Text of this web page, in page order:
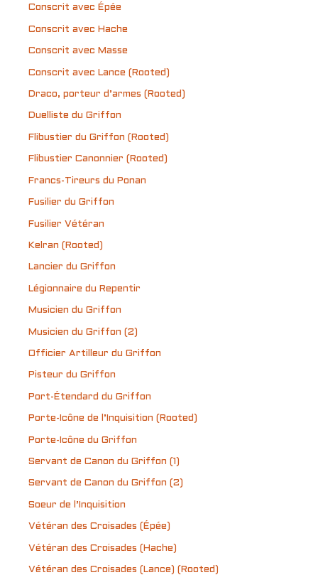
Conscrit avec Épée
Conscrit avec Hache
Conscrit avec Masse
Conscrit avec Lance (Rooted)
Draco, porteur d’armes (Rooted)
Duelliste du Griffon
Flibustier du Griffon (Rooted)
Flibustier Canonnier (Rooted)
Francs-Tireurs du Ponan
Fusilier du Griffon
Fusilier Vétéran
Kelran (Rooted)
Lancier du Griffon
Légionnaire du Repentir
Musicien du Griffon
Musicien du Griffon (2)
Officier Artilleur du Griffon
Pisteur du Griffon
Port-Étendard du Griffon
Porte-Icône de l’Inquisition (Rooted)
Porte-Icône du Griffon
Servant de Canon du Griffon (1)
Servant de Canon du Griffon (2)
Soeur de l’Inquisition
Vétéran des Croisades (Épée)
Vétéran des Croisades (Hache)
Vétéran des Croisades (Lance) (Rooted)